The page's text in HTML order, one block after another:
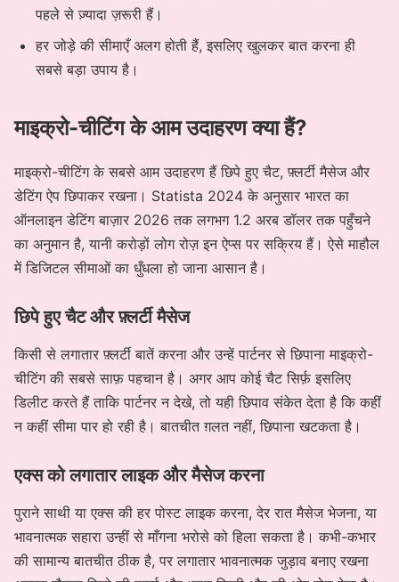
पहले से ज़्यादा ज़रूरी हैं।
हर जोड़े की सीमाएँ अलग होती हैं, इसलिए खुलकर बात करना ही
सबसे बड़ा उपाय है।
माइक्रो-चीटिंग के आम उदाहरण क्या हैं?
माइक्रो-चीटिंग के सबसे आम उदाहरण हैं छिपे हुए चैट, फ़्लर्टी मैसेज और
डेटिंग ऐप छिपाकर रखना। Statista 2024 के अनुसार भारत का
ऑनलाइन डेटिंग बाज़ार 2026 तक लगभग 1.2 अरब डॉलर तक पहुँचने
का अनुमान है, यानी करोड़ों लोग रोज़ इन ऐप्स पर सक्रिय हैं। ऐसे माहौल
में डिजिटल सीमाओं का धुँधला हो जाना आसान है।
छिपे हुए चैट और फ़्लर्टी मैसेज
किसी से लगातार फ़्लर्टी बातें करना और उन्हें पार्टनर से छिपाना माइक्रो-
चीटिंग की सबसे साफ़ पहचान है। अगर आप कोई चैट सिर्फ़ इसलिए
डिलीट करते हैं ताकि पार्टनर न देखे, तो यही छिपाव संकेत देता है कि कहीं
न कहीं सीमा पार हो रही है। बातचीत ग़लत नहीं, छिपाना खटकता है।
एक्स को लगातार लाइक और मैसेज करना
पुराने साथी या एक्स की हर पोस्ट लाइक करना, देर रात मैसेज भेजना, या
भावनात्मक सहारा उन्हीं से माँगना भरोसे को हिला सकता है। कभी-कभार
की सामान्य बातचीत ठीक है, पर लगातार भावनात्मक जुड़ाव बनाए रखना